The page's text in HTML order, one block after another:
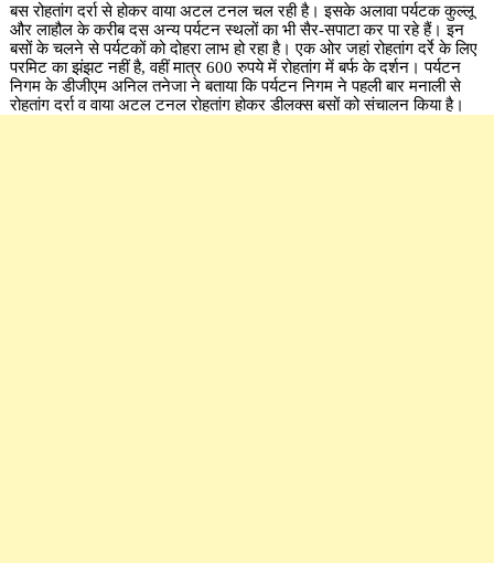
बस रोहतांग दर्रा से होकर वाया अटल टनल चल रही है। इसके अलावा पर्यटक कुल्लू
और लाहौल के करीब दस अन्य पर्यटन स्थलों का भी सैर-सपाटा कर पा रहे हैं। इन
बसों के चलने से पर्यटकों को दोहरा लाभ हो रहा है। एक ओर जहां रोहतांग दर्रे के लिए
परमिट का झंझट नहीं है, वहीं मात्र 600 रुपये में रोहतांग में बर्फ के दर्शन। पर्यटन
निगम के डीजीएम अनिल तनेजा ने बताया कि पर्यटन निगम ने पहली बार मनाली से
रोहतांग दर्रा व वाया अटल टनल रोहतांग होकर डीलक्स बसों को संचालन किया है।